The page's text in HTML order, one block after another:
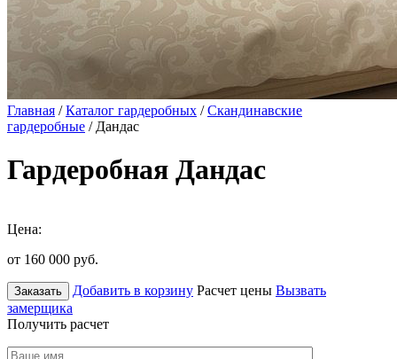
Главная /Каталог гардеробных /Скандинавские
гардеробные / Дандас
Гардеробная Дандас
Цена:
от 160 000 руб.
Заказать Добавить в корзину Расчет цены Вызвать
замерщика
Получить расчет